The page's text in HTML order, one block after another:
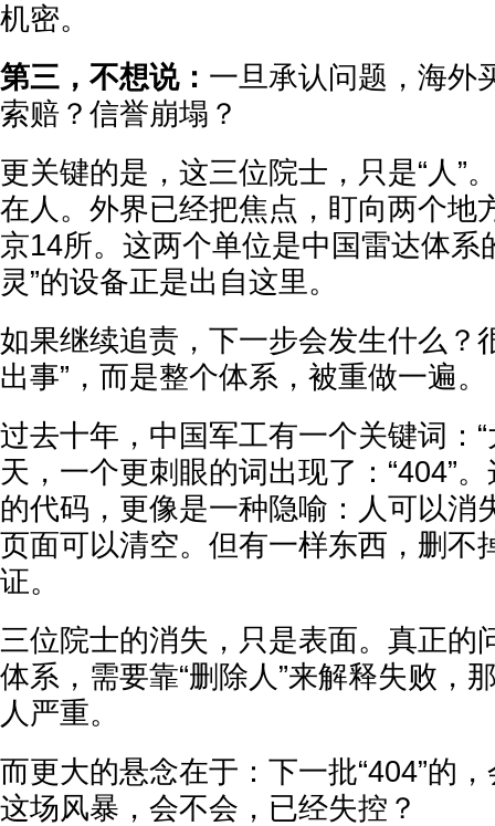
机密。
第三，不想说： 一旦承认问题，海外
索赔？信誉崩塌？
更关键的是，这三位院士，只是“人”
在人。外界已经把焦点，盯向两个地
京14所。这两个单位是中国雷达体系
灵”的设备正是出自这里。
如果继续追责，下一步会发生什么？
出事”，而是整个体系，被重做一遍。
过去十年，中国军工有一个关键词：
天，一个更刺眼的词出现了：“404”
的代码，更像是一种隐喻：人可以消
页面可以清空。但有一样东西，删
证。
三位院士的消失，只是表面。真正的
体系，需要靠“删除人”来解释失败，
人严重。
而更大的悬念在于：下一批“404”的
这场风暴，会不会，已经失控？